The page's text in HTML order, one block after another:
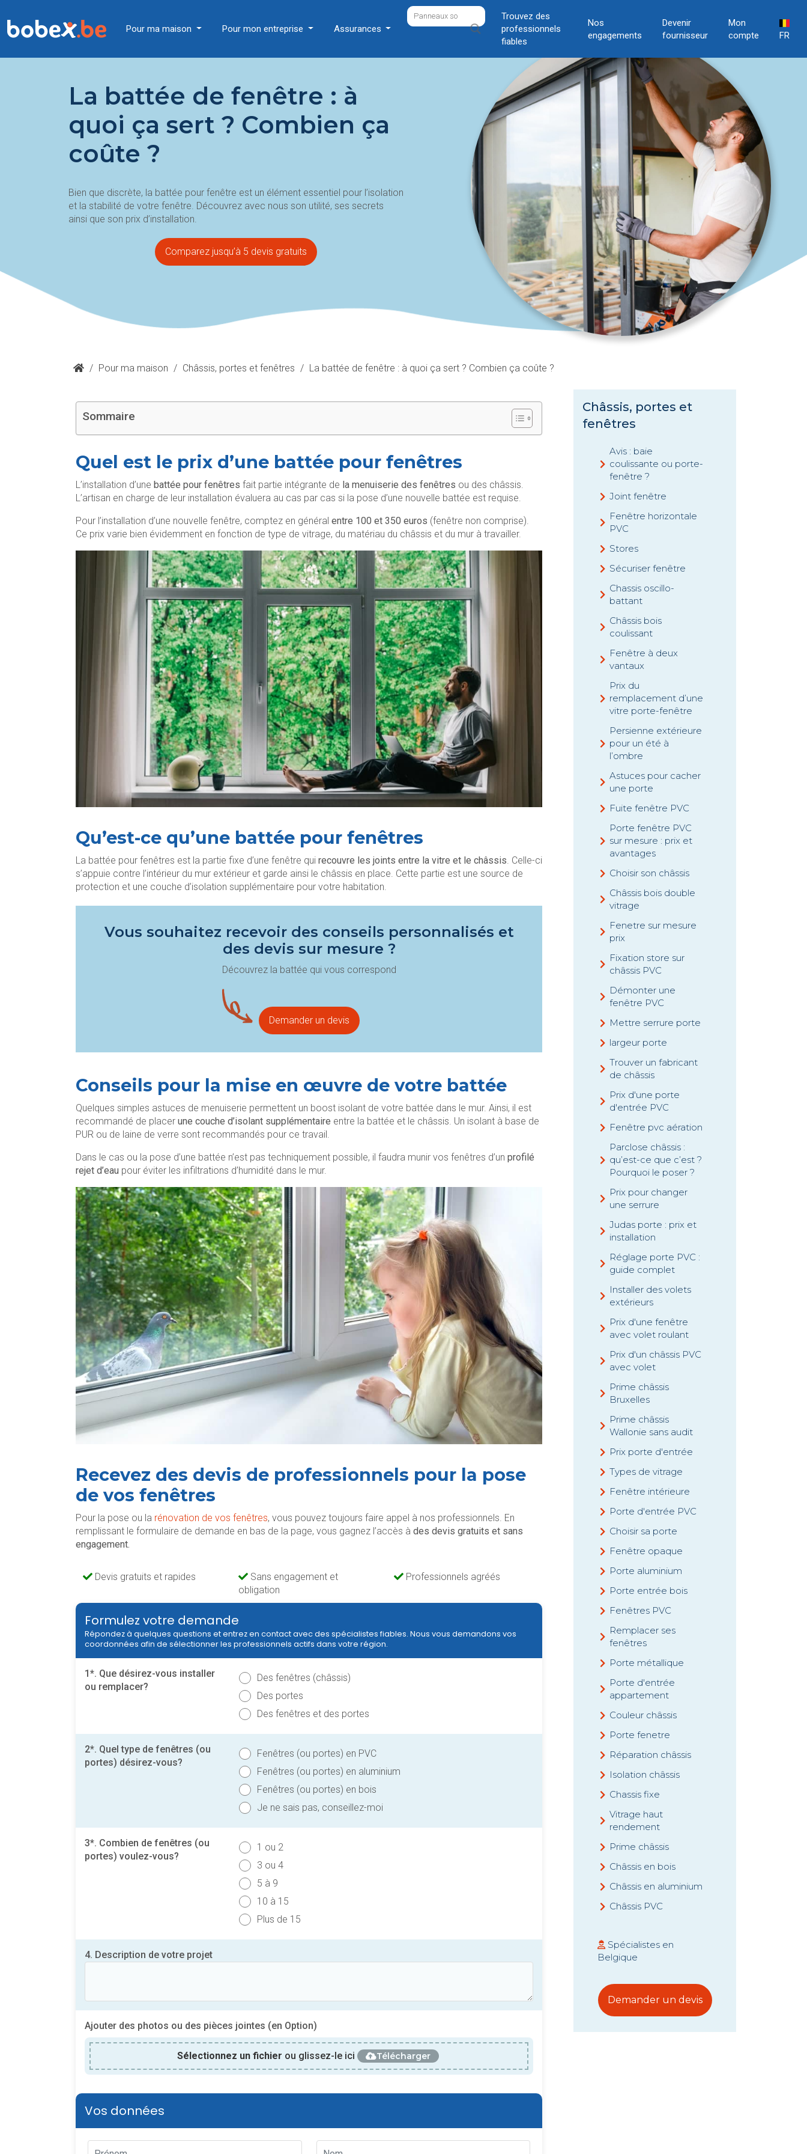
Pour ma maison Pour mon entreprise Assurances
Trouvez des
professionnels
fiables
Nos
engagements
Devenir
fournisseur
Mon
compte
FR
La battée de fenêtre : à
quoi ça sert ? Combien ça
coûte ?
Bien que discrète, la battée pour fenêtre est un élément essentiel pour l’isolation
et la stabilité de votre fenêtre. Découvrez avec nous son utilité, ses secrets
ainsi que son prix d’installation.
Comparez jusqu’à 5 devis gratuits
/ Pour ma maison / Châssis, portes et fenêtres / La battée de fenêtre : à quoi ça sert ? Combien ça coûte ?
Sommaire
Quel est le prix d’une battée pour fenêtres
L’installation d’une battée pour fenêtres fait partie intégrante de la menuiserie des fenêtres ou des châssis.
L’artisan en charge de leur installation évaluera au cas par cas si la pose d’une nouvelle battée est requise.
Pour l’installation d’une nouvelle fenêtre, comptez en général entre 100 et 350 euros (fenêtre non comprise).
Ce prix varie bien évidemment en fonction de type de vitrage, du matériau du châssis et du mur à travailler.
Qu’est-ce qu’une battée pour fenêtres
La battée pour fenêtres est la partie fixe d’une fenêtre qui recouvre les joints entre la vitre et le châssis. Celle-ci
s’appuie contre l’intérieur du mur extérieur et garde ainsi le châssis en place. Cette partie est une source de
protection et une couche d’isolation supplémentaire pour votre habitation.
Vous souhaitez recevoir des conseils personnalisés et
des devis sur mesure ?
Découvrez la battée qui vous correspond
Demander un devis
Conseils pour la mise en œuvre de votre battée
Quelques simples astuces de menuiserie permettent un boost isolant de votre battée dans le mur. Ainsi, il est
recommandé de placer une couche d’isolant supplémentaire entre la battée et le châssis. Un isolant à base de
PUR ou de laine de verre sont recommandés pour ce travail.
Dans le cas ou la pose d’une battée n’est pas techniquement possible, il faudra munir vos fenêtres d’un profilé
rejet d’eau pour éviter les infiltrations d’humidité dans le mur.
Recevez des devis de professionnels pour la pose
de vos fenêtres
Pour la pose ou la rénovation de vos fenêtres, vous pouvez toujours faire appel à nos professionnels. En
remplissant le formulaire de demande en bas de la page, vous gagnez l’accès à des devis gratuits et sans
engagement.
Devis gratuits et rapides
Sans engagement et
obligation
Professionnels agréés
Formulez votre demande
Répondez à quelques questions et entrez en contact avec des spécialistes fiables. Nous vous demandons vos
coordonnées afin de sélectionner les professionnels actifs dans votre région.
1*. Que désirez-vous installer
ou remplacer?
Des fenêtres (châssis)
Des portes
Des fenêtres et des portes
2*. Quel type de fenêtres (ou
portes) désirez-vous?
Fenêtres (ou portes) en PVC
Fenêtres (ou portes) en aluminium
Fenêtres (ou portes) en bois
Je ne sais pas, conseillez-moi
3*. Combien de fenêtres (ou
portes) voulez-vous?
1 ou 2
3 ou 4
5 à 9
10 à 15
Plus de 15
4. Description de votre projet
Ajouter des photos ou des pièces jointes (en Option)
Sélectionnez un fichier ou glissez-le ici Télécharger
Vos données
Châssis, portes et
fenêtres
Avis : baie
coulissante ou porte-
fenêtre ?
Joint fenêtre
Fenêtre horizontale
PVC
Stores
Sécuriser fenêtre
Chassis oscillo-
battant
Châssis bois
coulissant
Fenêtre à deux
vantaux
Prix du
remplacement d’une
vitre porte-fenêtre
Persienne extérieure
pour un été à
l’ombre
Astuces pour cacher
une porte
Fuite fenêtre PVC
Porte fenêtre PVC
sur mesure : prix et
avantages
Choisir son châssis
Châssis bois double
vitrage
Fenetre sur mesure
prix
Fixation store sur
châssis PVC
Démonter une
fenêtre PVC
Mettre serrure porte
largeur porte
Trouver un fabricant
de châssis
Prix d'une porte
d'entrée PVC
Fenêtre pvc aération
Parclose châssis :
qu’est-ce que c’est ?
Pourquoi le poser ?
Prix pour changer
une serrure
Judas porte : prix et
installation
Réglage porte PVC :
guide complet
Installer des volets
extérieurs
Prix d'une fenêtre
avec volet roulant
Prix d'un châssis PVC
avec volet
Prime châssis
Bruxelles
Prime châssis
Wallonie sans audit
Prix porte d'entrée
Types de vitrage
Fenêtre intérieure
Porte d'entrée PVC
Choisir sa porte
Fenêtre opaque
Porte aluminium
Porte entrée bois
Fenêtres PVC
Remplacer ses
fenêtres
Porte métallique
Porte d'entrée
appartement
Couleur châssis
Porte fenetre
Réparation châssis
Isolation châssis
Chassis fixe
Vitrage haut
rendement
Prime châssis
Châssis en bois
Châssis en aluminium
Châssis PVC
Spécialistes en
Belgique
Demander un devis